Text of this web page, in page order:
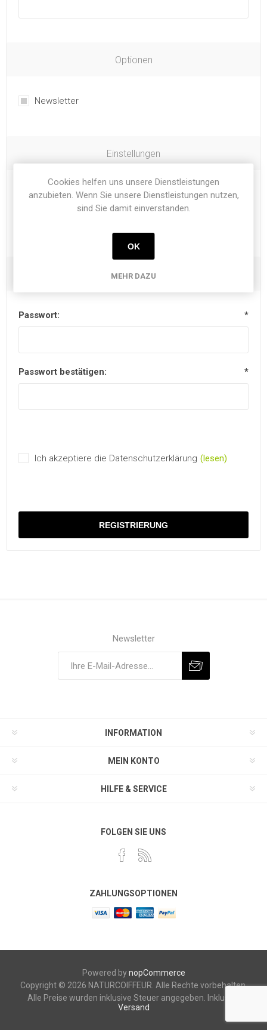
Optionen
Newsletter
Einstellungen
Zeitzone:
Ihr Passwort
Passwort: *
Passwort bestätigen: *
Ich akzeptiere die Datenschutzerklärung (lesen)
Newsletter
INFORMATION
MEIN KONTO
HILFE & SERVICE
FOLGEN SIE UNS
ZAHLUNGSOPTIONEN
Powered bynopCommerce
Copyright © 2026 NATURCOIFFEUR. Alle Rechte vorbehalten.
Alle Preise wurden inklusive Steuer angegeben. Inklusive
Versand
Cookies helfen uns unsere Dienstleistungen
anzubieten. Wenn Sie unsere Dienstleistungen nutzen,
sind Sie damit einverstanden.
OK
MEHR DAZU